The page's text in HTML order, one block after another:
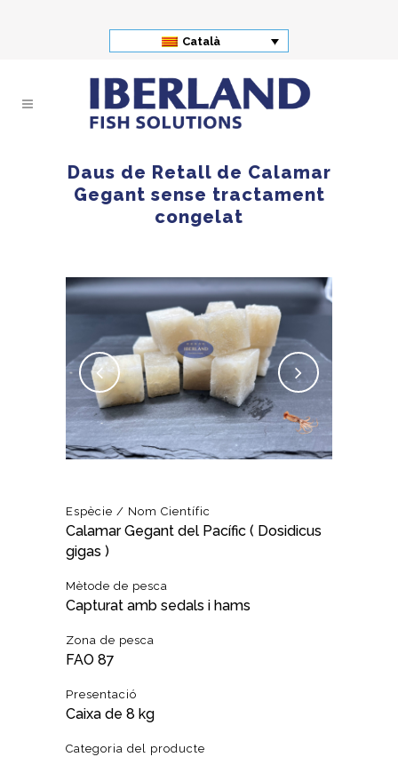
Català
Daus de Retall de Calamar
Gegant sense tractament
congelat
Espècie / Nom Científic
Calamar Gegant del Pacífic ( Dosidicus
gigas )
Mètode de pesca
Capturat amb sedals i hams
Zona de pesca
FAO 87
Presentació
Caixa de 8 kg
Categoria del producte